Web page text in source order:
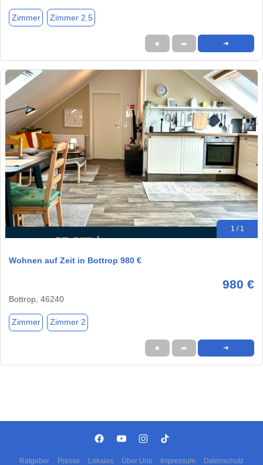
Zimmer Zimmer 2.5
★ ➦ ➜
1 / 1
Wohnen auf Zeit in Bottrop 980 €
980 €
Bottrop, 46240
Zimmer Zimmer 2
★ ➦ ➜
Ratgeber Presse Lokales Über Uns Impressum Datenschutz